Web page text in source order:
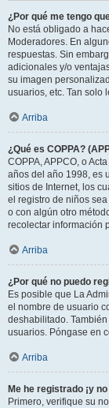
¿Por qué me tengo
No está obligado a
Moderadores. En
respuestas. Sin
adicionales y/o
su imagen
usuarios, etc. Tan solo
Arriba
¿Qué es COPPA?
COPPA, APPCO, o
años del año 1998, es
sitios de Internet, los
el registro de niños
o con algún otro
recolectar información
Arriba
¿Por qué no puedo
Es posible que La
el nombre de usuario
deshabilitado.
usuarios. Póngase en
Arriba
Me he registrado ¡y
Primero, verifique su